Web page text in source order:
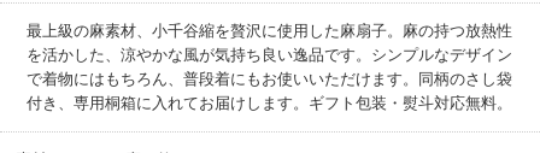
最上級の麻素材、小千谷縮を贅沢に使用した麻扇子。麻の持つ放熱性
を活かした、涼やかな風が気持ち良い逸品です。シンプルなデザイン
で着物にはもちろん、普段着にもお使いいただけます。同柄のさし袋
付き、専用桐箱に入れてお届けします。ギフト包装・熨斗対応無料。